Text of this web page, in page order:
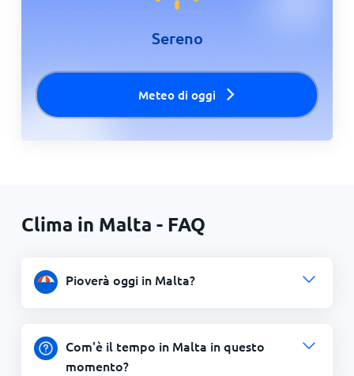
Sereno
Meteo di oggi
Clima in Malta - FAQ
Pioverà oggi in Malta?
Com'è il tempo in Malta in questo
momento?